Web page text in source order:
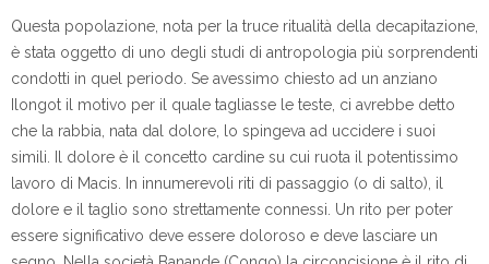
Questa popolazione, nota per la truce ritualità della decapitazione,
è stata oggetto di uno degli studi di antropologia più sorprendenti
condotti in quel periodo. Se avessimo chiesto ad un anziano
Ilongot il motivo per il quale tagliasse le teste, ci avrebbe detto
che la rabbia, nata dal dolore, lo spingeva ad uccidere i suoi
simili. Il dolore è il concetto cardine su cui ruota il potentissimo
lavoro di Macis. In innumerevoli riti di passaggio (o di salto), il
dolore e il taglio sono strettamente connessi. Un rito per poter
essere significativo deve essere doloroso e deve lasciare un